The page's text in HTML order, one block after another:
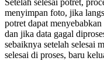
Setelah selesai potret,
menyimpan foto, jika
potret dapat
dan jika data gagal
sebaiknya setelah selesai
selesai di proses, baru